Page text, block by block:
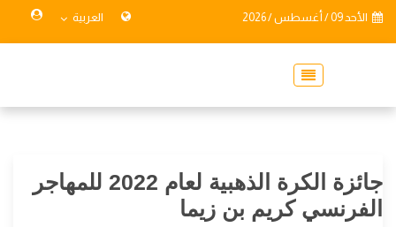
الأحد 09 / أغسطس / 2026 العربية
جائزة الكرة الذهبية لعام 2022 للمهاجر
الفرنسي كريم بن زيما